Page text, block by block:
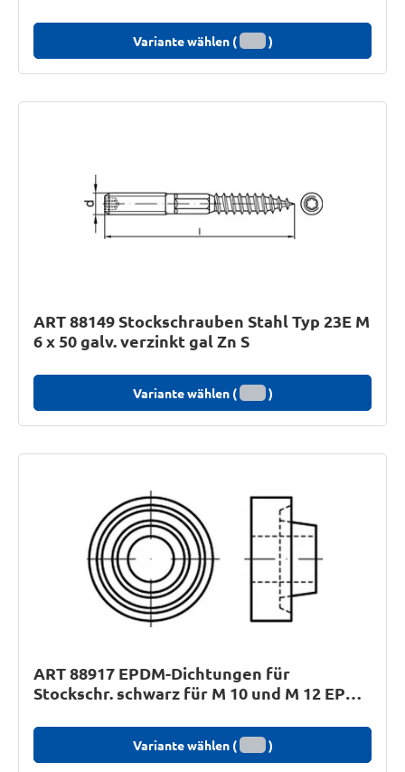
Variante wählen ( )
ART 88149 Stockschrauben Stahl Typ 23E M
6 x 50 galv. verzinkt gal Zn S
Variante wählen ( )
ART 88917 EPDM-Dichtungen für
Stockschr. schwarz für M 10 und M 12 EPDM
Variante wählen ( )